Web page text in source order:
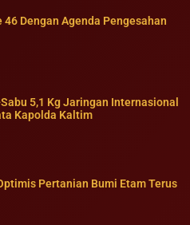
Dengan Agenda Pengesahan
5,1 Kg Jaringan Internasional
Kapolda Kaltim
Pertanian Bumi Etam Terus